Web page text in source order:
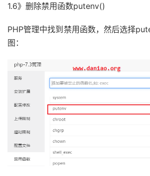
1.6》删除禁用函数putenv()
PHP管理中找到禁用函数，然后选择
图：